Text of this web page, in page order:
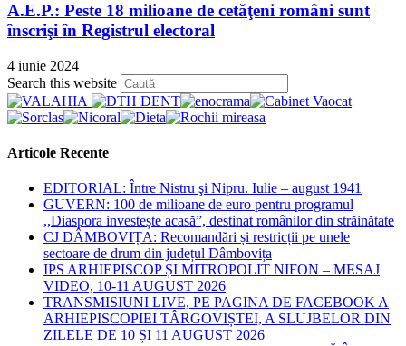
A.E.P.: Peste 18 milioane de cetăţeni români sunt
înscrişi în Registrul electoral
4 iunie 2024
Search this website
Escape
Articole Recente
EDITORIAL: Între Nistru şi Nipru. Iulie – august 1941
GUVERN: 100 de milioane de euro pentru programul
,,Diaspora investește acasă”, destinat românilor din străinătate
CJ DÂMBOVIȚA: Recomandări și restricții pe unele
sectoare de drum din județul Dâmbovița
IPS ARHIEPISCOP ȘI MITROPOLIT NIFON – MESAJ
VIDEO, 10-11 AUGUST 2026
TRANSMISIUNI LIVE, PE PAGINA DE FACEBOOK A
ARHIEPISCOPIEI TÂRGOVIȘTEI, A SLUJBELOR DIN
ZILELE DE 10 ȘI 11 AUGUST 2026